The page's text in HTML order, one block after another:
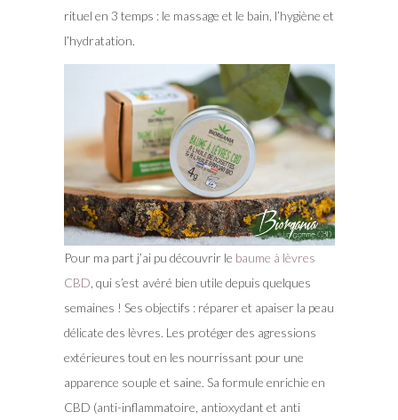
rituel en 3 temps : le massage et le bain, l’hygiène et
l’hydratation.
Pour ma part j’ai pu découvrir le baume à lèvres
CBD , qui s’est avéré bien utile depuis quelques
semaines ! Ses objectifs : réparer et apaiser la peau
délicate des lèvres. Les protéger des agressions
extérieures tout en les nourrissant pour une
apparence souple et saine. Sa formule enrichie en
CBD (anti-inflammatoire, antioxydant et anti